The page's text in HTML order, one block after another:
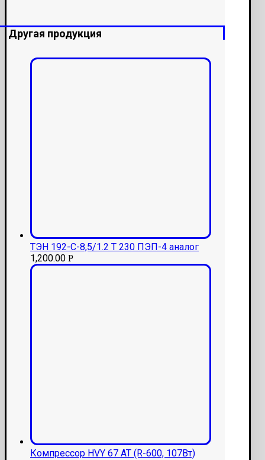
Другая продукция
ТЭН 192-С-8,5/1.2 Т 230 ПЭП-4 аналог
1,200.00 Р
Компрессор HVY 67 AT (R-600, 107Вт)